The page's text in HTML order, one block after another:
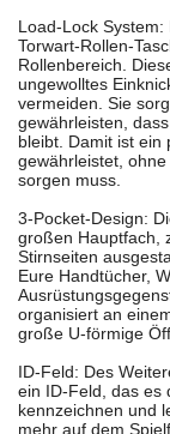
Load-Lock
Torwart-Rollen-
Rollenbereich.
ungewolltes
vermeiden. Sie
gewährleisten,
bleibt. Damit ist ein
gewährleistet,
sorgen muss.
3-Pocket-Design:
großen Hauptfach,
Stirnseiten
Eure Handtücher,
organisiert an
große U-förmige
ID-Feld: Des
ein ID-Feld, das es
kennzeichnen und
mehr auf dem